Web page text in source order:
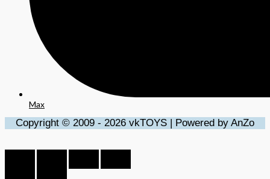
Max
Copyright © 2009 - 2026 vkTOYS | Powered by AnZo